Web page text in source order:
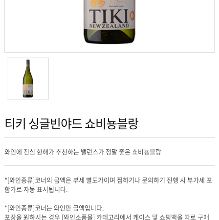
티키 싱글빈야드 쇼비뇽블랑
와인에 진심 한해가 추천하는 밸런스가 정말 좋은 쇼비뇽블랑
함가로 자동 표시됩니다.
*[와인종류]코너는 와인만 금액입니다.